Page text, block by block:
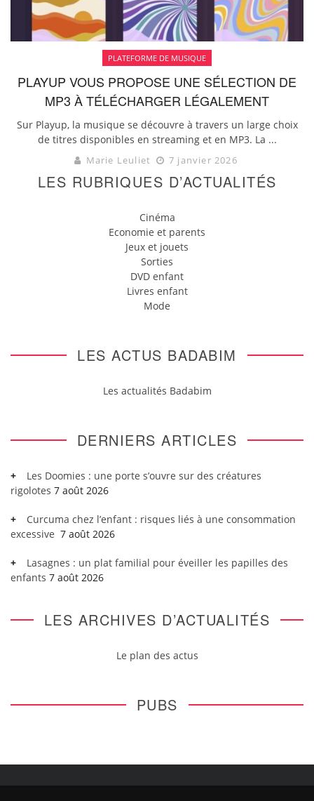
PLATEFORME DE MUSIQUE
PLAYUP VOUS PROPOSE UNE SÉLECTION DE
MP3 À TÉLÉCHARGER LÉGALEMENT
Sur Playup, la musique se découvre à travers un large choix
de titres disponibles en streaming et en MP3. La ...
Marie Leuliet 7 janvier 2026
LES RUBRIQUES D’ACTUALITÉS
Cinéma
Economie et parents
Jeux et jouets
Sorties
DVD enfant
Livres enfant
Mode
LES ACTUS BADABIM
Les actualités Badabim
DERNIERS ARTICLES
Les Doomies : une porte s’ouvre sur des créatures
rigolotes 7 août 2026
Curcuma chez l’enfant : risques liés à une consommation
excessive 7 août 2026
Lasagnes : un plat familial pour éveiller les papilles des
enfants 7 août 2026
LES ARCHIVES D’ACTUALITÉS
Le plan des actus
PUBS